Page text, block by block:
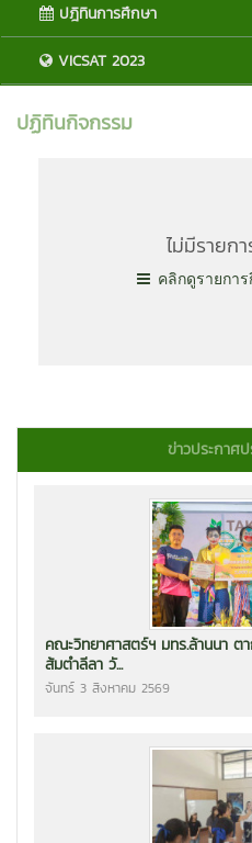
ปฎิทินการศึกษา
VICSAT 2023
ปฏิทินกิจกรรม
ไม่มีรายก
คลิกดูรายกา
ข่าวประกาศ
คณะวิทยาศาสตร์ฯ มทร.ล้านนา ต
ส้มตำลีลา วั...
จันทร์ 3 สิงหาคม 2569